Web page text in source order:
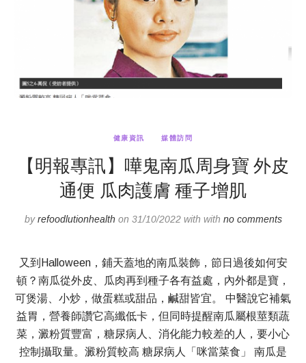
健康資訊 媒體訪問
【明報專訊】嘩鬼南瓜周身寶 外皮
通便 瓜肉護膚 種子增肌
byrefoodlutionhealth on 31/10/2022 with with no comments
又到Halloween，鋪天蓋地的南瓜裝飾，節日過後如何安
頓？南瓜從外皮、瓜肉再到種子各有益處，內外都是寶，
可煲湯、小炒，做蛋糕或甜品，鹹甜皆宜。 中醫說它補氣
益胃，營養師讚它高纖低卡，但同時提醒南瓜屬根莖類蔬
菜，澱粉質豐富，糖尿病人、消化能力較差的人，要小心
控制攝取量。澱粉質較高 糖尿病人「咪當菜食」 南瓜是